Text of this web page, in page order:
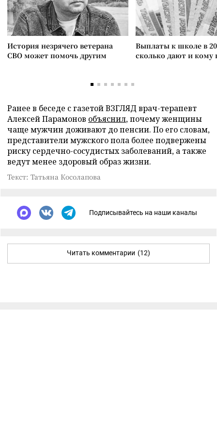
История незрячего ветерана
СВО может помочь другим
Выплаты к школе в
сколько дают и
Ранее в беседе с газетой ВЗГЛЯД врач-терапевт
Алексей Парамонов объяснил, почему женщины
чаще мужчин доживают до пенсии. По его словам,
представители мужского пола более подвержены
риску сердечно-сосудистых заболеваний, а также
ведут менее здоровый образ жизни.
Текст: Татьяна Косолапова
Подписывайтесь на наши каналы
Читать комментарии (12)